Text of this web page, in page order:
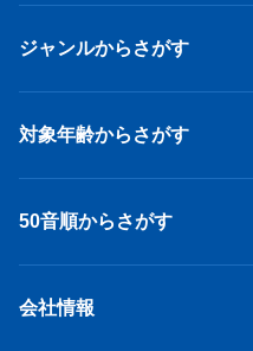
ジャンルからさがす
対象年齢からさがす
50音順からさがす
会社情報